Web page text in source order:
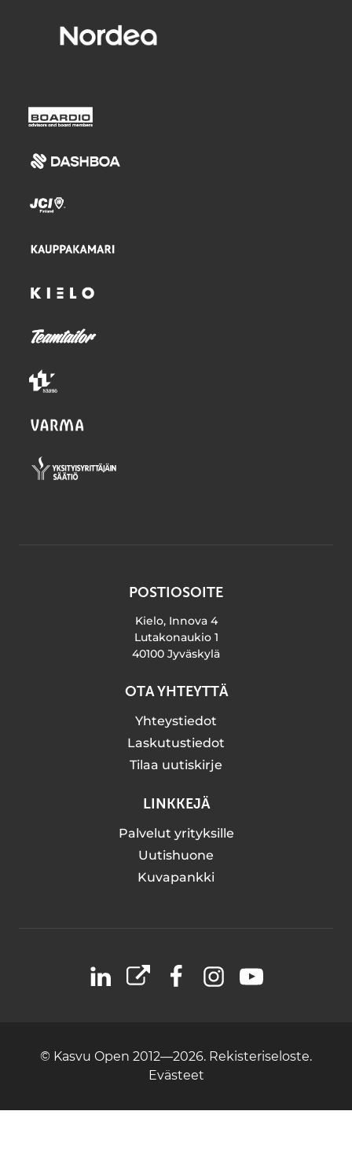
POSTIOSOITE
Kielo, Innova 4
Lutakonaukio 1
40100 Jyväskylä
OTA YHTEYTTÄ
Yhteystiedot
Laskutustiedot
Tilaa uutiskirje
LINKKEJÄ
Palvelut yrityksille
Uutishuone
Kuvapankki
LinkedIn
X FacebookInstagramYouTube
© Kasvu Open 2012—2026. Rekisteriseloste.
Evästeet